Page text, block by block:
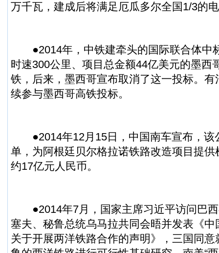
万千瓦，建成后将满足厄瓜多尔全国1/3的
●2014年，中铁建牵头的国际联合体中
时速300公里、项目总金额44亿美元的墨
铁，后来，墨西哥宣布取消了这一投标。
续参与墨西哥高铁投标。
●2014年12月15日，中国南车宣布，该
单，为阿根廷贝尔格拉诺铁路改造项目提
约17亿元人民币。
●2014年7月，国家主席习近平访问巴西
塞夫、秘鲁总统乌马拉共同会晤并发表
关于开展两洋铁路合作的声明》，三国同